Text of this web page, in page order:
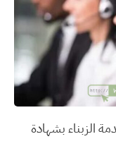
40 مكلفين بخدمة الزبناء بشهادة